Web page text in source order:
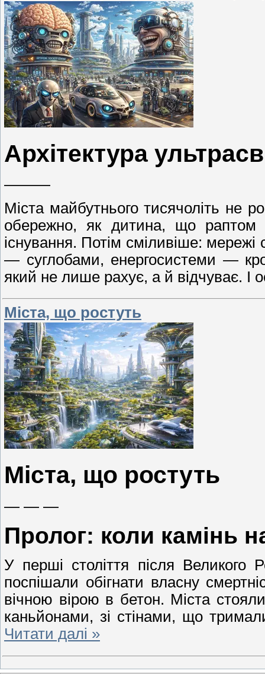
Архітектура
———
Міста майбутнього тисячоліть
обережно, як дитина, що раптом
існування. Потім сміливіше:
— суглобами, енергосистеми —
який не лише рахує, а й відчуває. І
Міста, що ростуть
Міста, що ростуть
— — —
Пролог: коли камінь
У перші століття після Великого
поспішали обігнати власну
вічною вірою в бетон. Міста
каньйонами, зі стінами, що
Читати далі »